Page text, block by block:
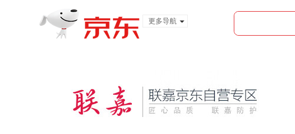
更多导航